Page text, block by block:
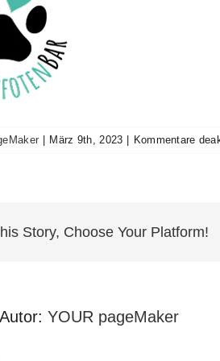
März 9th, 2023 Kommentare
Story, Choose Your Platform!
YOUR pageMaker